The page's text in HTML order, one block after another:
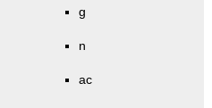
g
n
ac